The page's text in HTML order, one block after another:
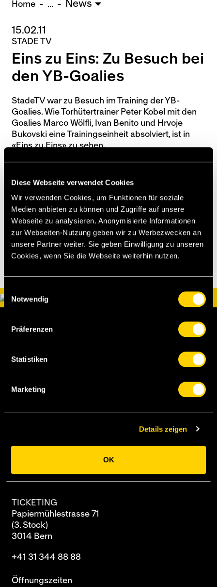
Diese Webseite verwendet Cookies
Wir verwenden Cookies, um Funktionen für soziale
Medien anbieten zu können und Zugriffe auf unsere
Webseite zu analysieren. Anonymisierte Informationen
zur Webseiten-Nutzung geben wir zu Werbezwecken an
unsere Partner weiter. Sie geben Einwilligung zu unseren
Cookies, wenn Sie die Webseite weiterhin nutzen.
Einwilligungsauswahl
Notwendig
Präferenzen
Statistiken
Marketing
Details zeigen
OK
U15 - TOBE *
10:0
Nachwuchs Frauen
Ostermundigen - FU20 *
Biel - FU18 *
0:4
FU16 - Team AFF/FFV *
Thörishaus - FU15
12:1
* = Testspiel / (C) = Cupspiel
Home ... News
15.02.11
STADE TV
Eins zu Eins: Zu Besuch bei
den YB-Goalies
StadeTV war zu Besuch im Training der YB-
Goalies. Wie Torhütertrainer Peter Kobel mit den
Goalies Marco Wölfli, Ivan Benito und Hrvoje
Bukovski eine Trainingseinheit absolviert, ist in
«Eins zu Eins» zu sehen.
[sst]
BSC Young Boys AG
Postfach
Newsletter
TICKETING
Papiermühlestrasse 71
(3. Stock)
3014 Bern
+41 31 344 88 88
Öffnungszeiten